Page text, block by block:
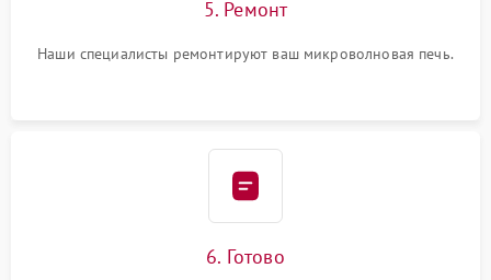
5. Ремонт
Наши специалисты ремонтируют ваш микроволновая печь.
6. Готово